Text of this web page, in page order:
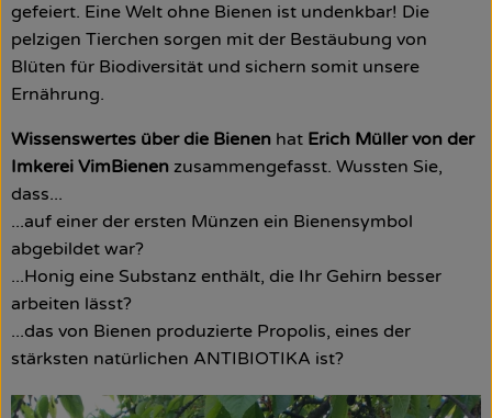
Drogerie
Firmenkunden
Schulen & Kitas
So geht’s
Über uns
Blog
Rezepte
gefeiert. Eine Welt ohne Bienen ist undenkbar! Die
pelzigen Tierchen sorgen mit der Bestäubung von
Blüten für Biodiversität und sichern somit unsere
Ernährung.
Wissenswertes über die Bienen hat Erich Müller von der
Imkerei VimBienen zusammengefasst. Wussten Sie,
dass...
...auf einer der ersten Münzen ein Bienensymbol
abgebildet war?
...Honig eine Substanz enthält, die Ihr Gehirn besser
arbeiten lässt?
...das von Bienen produzierte Propolis, eines der
stärksten natürlichen ANTIBIOTIKA ist?